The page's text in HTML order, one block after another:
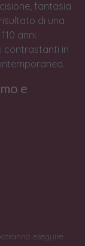
fantasia
di una
anni.
contrastanti in
e
eseguire